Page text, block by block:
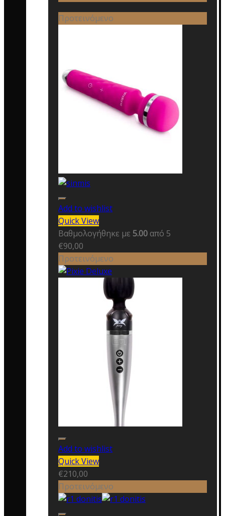
Προτεινόμενο
Add to wishlist
Quick View
Βαθμολογήθηκε με 5.00 από 5
€90,00
Προτεινόμενο
Add to wishlist
Quick View
€210,00
Προτεινόμενο